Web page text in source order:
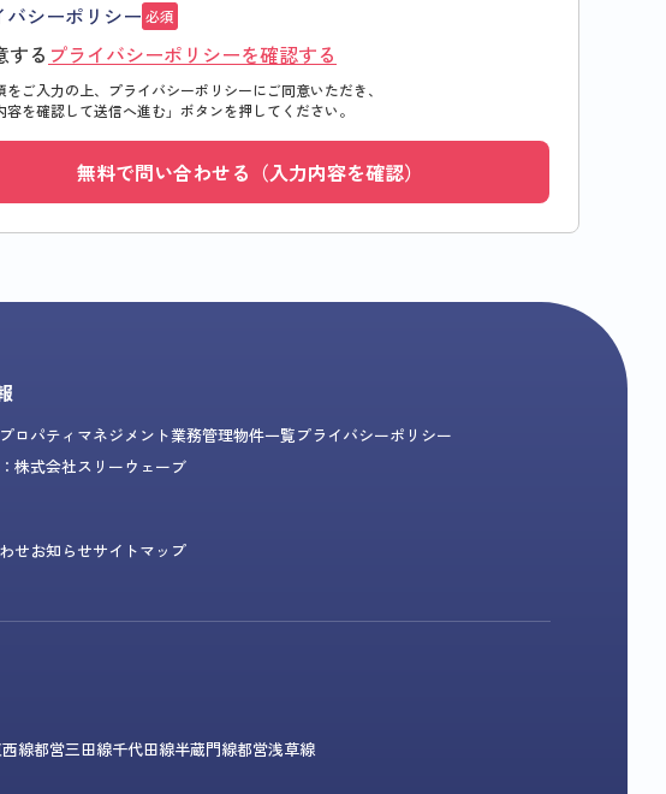
バシーポリシー 必須
する プライバシーポリシーを確認する
をご入力の上、プライバシーポリシーにご同意いただき、
容を確認して送信へ進む」 ボタンを押してください。
無料で問い合わせる（入力内容を確認）
プロパティマネジメント業務管理物件一覧プライバシーポリシー
株式会社スリーウェーブ
せお知らせサイトマップ
線都営三田線千代田線半蔵門線都営浅草線